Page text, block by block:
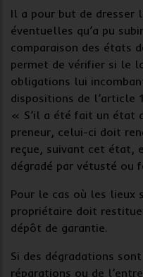
Il a pour but de dresser
éventuelles qu’a pu
comparaison des états
permet de vérifier si le
obligations lui
dispositions de l’article
« S’il a été fait un état
preneur, celui-ci doit
reçue, suivant cet état,
dégradé par vétusté ou
Pour le cas où les
propriétaire doit
dépôt de garantie.
Si des dégradations
réparations ou de